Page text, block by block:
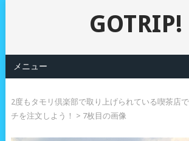
GOTRIP!
メニュー
2度もタモリ倶楽部で取り上げられている喫茶店
チを注文しよう！
> 7枚目の画像